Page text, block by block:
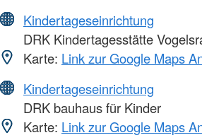
Kindertageseinrichtung
DRK Kindertagesstätte
Karte: Link zur Google Maps
Kindertageseinrichtung
DRK bauhaus für Kinder
Karte: Link zur Google Maps